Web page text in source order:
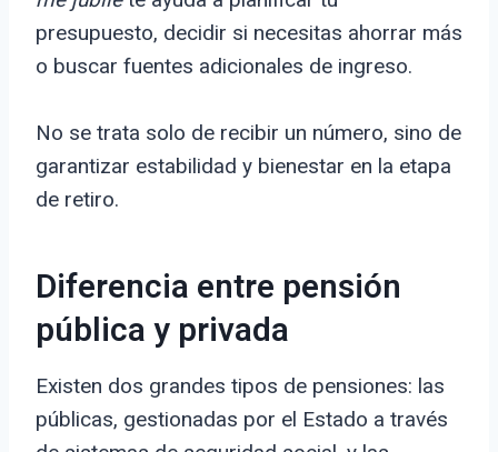
presupuesto, decidir si necesitas ahorrar más
o buscar fuentes adicionales de ingreso.
No se trata solo de recibir un número, sino de
garantizar estabilidad y bienestar en la etapa
de retiro.
Diferencia entre pensión
pública y privada
Existen dos grandes tipos de pensiones: las
públicas, gestionadas por el Estado a través